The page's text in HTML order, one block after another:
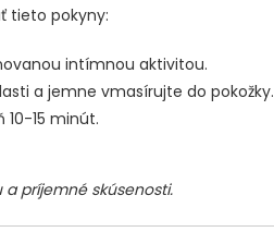
tieto pokyny:
intímnou aktivitou.
a jemne vmasírujte do pokožky.
15 minút.
príjemné skúsenosti.